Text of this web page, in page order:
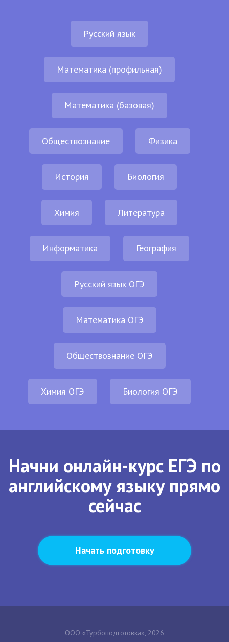
Русский язык
Математика (профильная)
Математика (базовая)
Обществознание Физика
История Биология
Химия Литература
Информатика География
Русский язык ОГЭ
Математика ОГЭ
Обществознание ОГЭ
Химия ОГЭ Биология ОГЭ
Начни онлайн-курс ЕГЭ по
английскому языку прямо
сейчас
Начать подготовку
ООО «Турбоподготовка», 2026